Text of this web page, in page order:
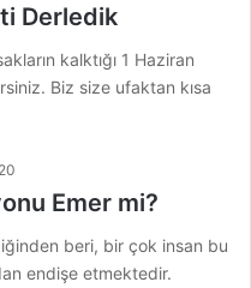
Derledik
kalktığı 1 Haziran
Biz size ufaktan kısa
Emer mi?
beri, bir çok insan bu
endişe etmektedir.